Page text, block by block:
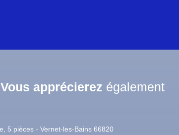
Vous apprécierez également